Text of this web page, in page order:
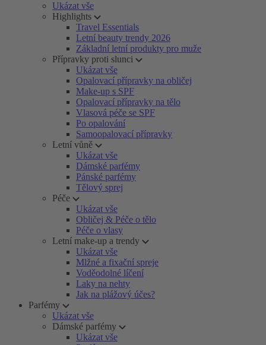
Ukázat vše
Highlights
Travel Essentials
Letní beauty trendy 2026
Základní letní produkty pro muže
Přípravky proti slunci
Ukázat vše
Opalovací přípravky na obličej
Make-up s SPF
Opalovací přípravky na tělo
Vlasová péče se SPF
Po opalování
Samoopalovací přípravky
Letní vůně
Ukázat vše
Dámské parfémy
Pánské parfémy
Tělový sprej
Péče
Ukázat vše
Obličej & Péče o tělo
Péče o vlasy
Letní make-up a trendy
Ukázat vše
Mlžné a fixační spreje
Voděodolné líčení
Laky na nehty
Jak na plážový účes?
Parfémy
Ukázat vše
Dámské parfémy
Ukázat vše